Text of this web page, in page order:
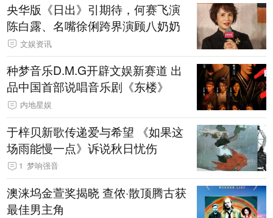
央华版《日出》引期待，何赛飞演
陈白露、名嘴徐俐跨界演顾八奶奶
文娱资讯
种梦音乐D.M.G开辟文娱新赛道 出
品中国首部说唱音乐剧《东楼》
内地星娱
于梓贝新歌传递爱与希望 《如果这
场雨能慢一点》诉说秋日忧伤
1 梦响强音
澳涞坞金萱奖揭晓 查侬·散顶腾古获
最佳男主角